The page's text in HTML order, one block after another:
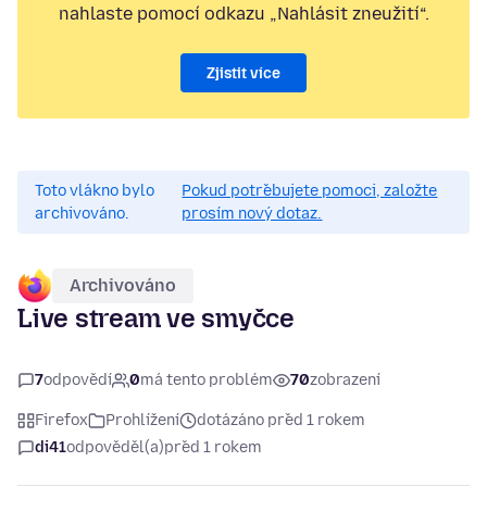
nahlaste pomocí odkazu „Nahlásit zneužití“.
Zjistit více
Toto vlákno bylo
archivováno.
Pokud potřebujete pomoci, založte
prosím nový dotaz.
Archivováno
Live stream ve smyčce
7odpovědí 0má tento problém 70zobrazení
Firefox Prohlížení
dotázáno před 1 rokem
di41odpověděl(a)před 1 rokem